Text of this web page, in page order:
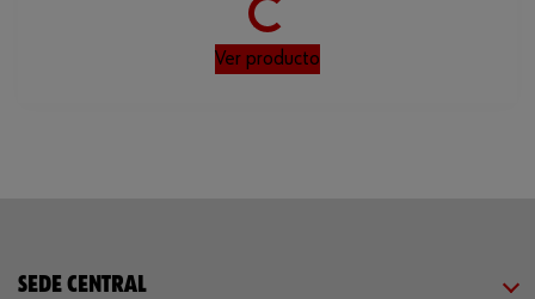
Ver producto
SEDE CENTRAL